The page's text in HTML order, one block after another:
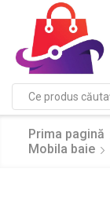
Prima pagină
Mobila baie